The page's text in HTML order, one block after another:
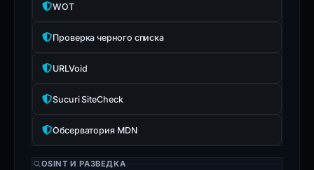
WOT
Проверка черного списка
URLVoid
Sucuri SiteCheck
Обсерватория MDN
OSINT И РАЗВЕДКА